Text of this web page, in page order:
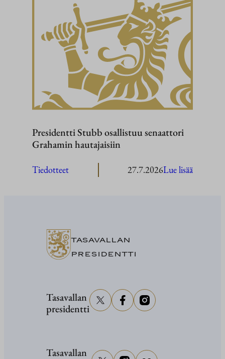
Presidentti Stubb osallistuu senaattori
Grahamin hautajaisiin
Tiedotteet 27.7.2026Lue lisää
TASAVALLAN
PRESIDENTTI
Tasavallan
presidentti
Tasavallan